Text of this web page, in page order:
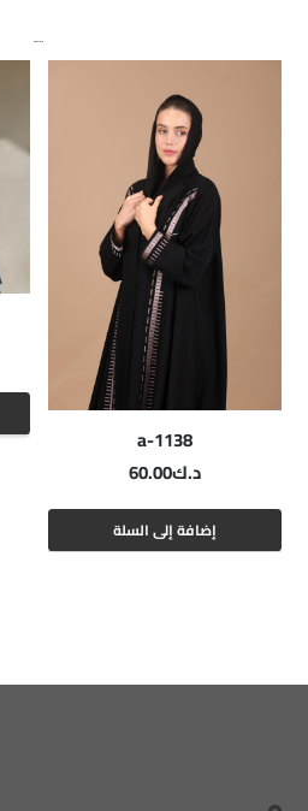
منتجات ذات صلة
a-1138
د.ك60.00
إضافة إلى السلة